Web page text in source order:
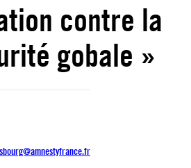
contre la
gobale »